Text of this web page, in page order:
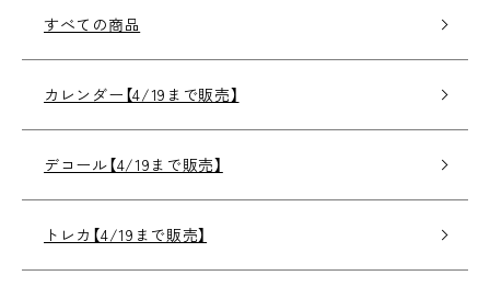
すべての商品
カレンダー【4/19まで販売】
デコール【4/19まで販売】
トレカ【4/19まで販売】